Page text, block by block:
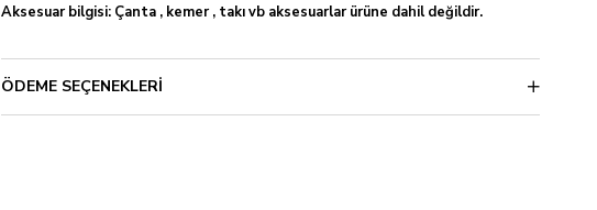
Aksesuar bilgisi: Çanta , kemer , takı vb aksesuarlar ürüne dahil değildir.
ÖDEME SEÇENEKLERI